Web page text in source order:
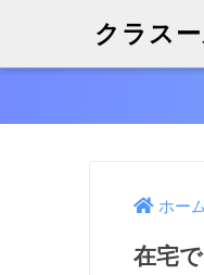
クラス
ホー
在宅